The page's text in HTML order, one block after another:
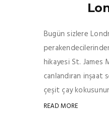
Bugün sizlere
hikayesi St. James
canlandıran inşaat
çeşit çay
READ MORE